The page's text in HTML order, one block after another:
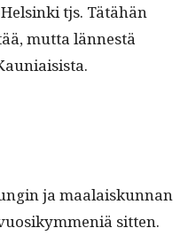
tjs. Tätähän
mut­ta lännestä
ja maalaiskun­nan
sit­ten.